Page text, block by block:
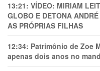
13:21: VÍDEO: MIRIAM
GLOBO E DETONA
AS PRÓPRIAS FILHAS
12:34: Patrimônio de Zoe
apenas dois anos no